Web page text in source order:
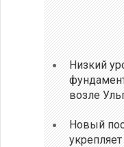
Низкий
возле
Новый